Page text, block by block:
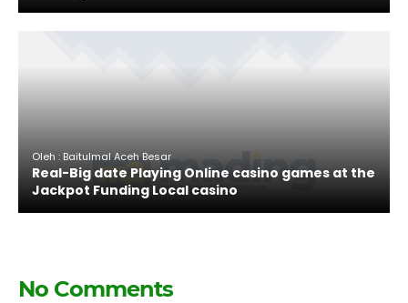
Oleh : Baitulmal Aceh Besar
Real-Big date Playing Online casino games at the
Jackpot Funding Local casino
No Comments